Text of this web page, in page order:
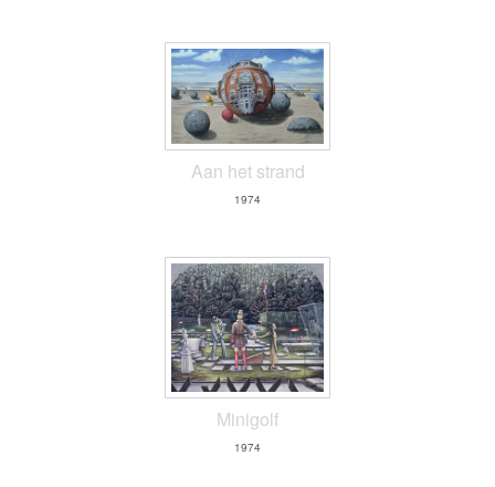
Aan het strand
1974
Minigolf
1974